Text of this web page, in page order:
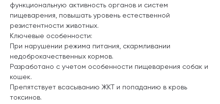
функциональную активность органов и систем
пищеварения, повышать уровень естественной
резистентности животных.
Ключевые особенности:
При нарушении режима питания, скармливании
недоброкачественных кормов.
Разработано с учетом особенности пищеварения собак и
кошек.
Препятствует всасыванию ЖКТ и попаданию в кровь
токсинов.